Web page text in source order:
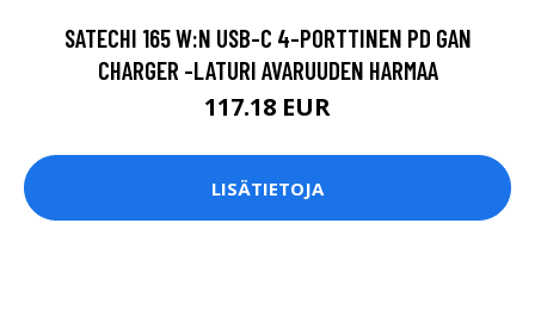
SATECHI 165 W:N USB-C 4-PORTTINEN PD GAN
CHARGER -LATURI AVARUUDEN HARMAA
117.18 EUR
LISÄTIETOJA